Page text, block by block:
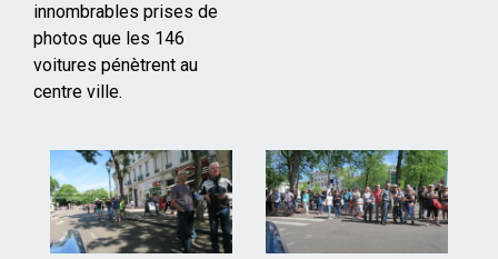
innombrables prises de
photos que les 146
voitures pénètrent au
centre ville.